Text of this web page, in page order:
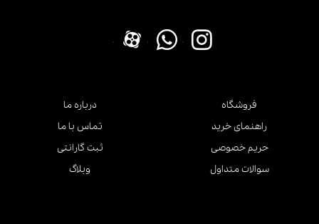
.
.
.
فروشگاه
راهنمای خرید
حریم خصوصی
سوالات متداول
درباره ما
تماس با ما
ثبت گارانتی
وبلاگ